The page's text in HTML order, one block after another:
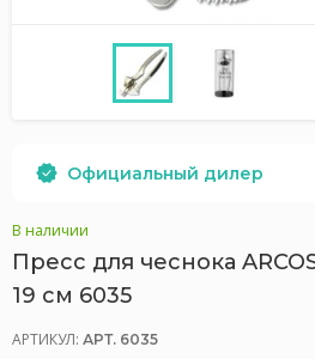
Официальный дилер
В наличии
Пресс для чеснока
19 cм 6035
АРТИКУЛ: АРТ. 6035